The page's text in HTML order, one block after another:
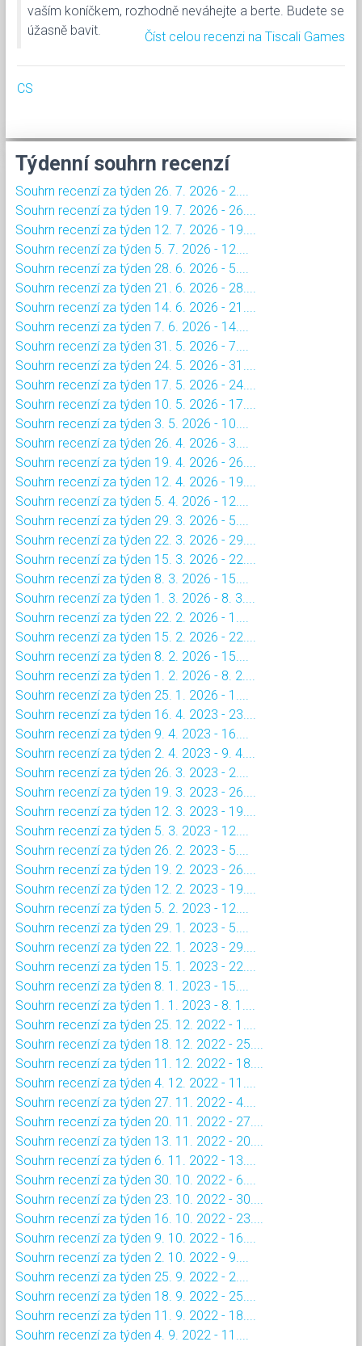
vaším koníčkem, rozhodně neváhejte a berte. Budete se
úžasně bavit.
Číst celou recenzi na Tiscali Games
CS
Týdenní souhrn recenzí
Souhrn recenzí za týden 26. 7. 2026 - 2....
Souhrn recenzí za týden 19. 7. 2026 - 26....
Souhrn recenzí za týden 12. 7. 2026 - 19....
Souhrn recenzí za týden 5. 7. 2026 - 12....
Souhrn recenzí za týden 28. 6. 2026 - 5....
Souhrn recenzí za týden 21. 6. 2026 - 28....
Souhrn recenzí za týden 14. 6. 2026 - 21....
Souhrn recenzí za týden 7. 6. 2026 - 14....
Souhrn recenzí za týden 31. 5. 2026 - 7....
Souhrn recenzí za týden 24. 5. 2026 - 31....
Souhrn recenzí za týden 17. 5. 2026 - 24....
Souhrn recenzí za týden 10. 5. 2026 - 17....
Souhrn recenzí za týden 3. 5. 2026 - 10....
Souhrn recenzí za týden 26. 4. 2026 - 3....
Souhrn recenzí za týden 19. 4. 2026 - 26....
Souhrn recenzí za týden 12. 4. 2026 - 19....
Souhrn recenzí za týden 5. 4. 2026 - 12....
Souhrn recenzí za týden 29. 3. 2026 - 5....
Souhrn recenzí za týden 22. 3. 2026 - 29....
Souhrn recenzí za týden 15. 3. 2026 - 22....
Souhrn recenzí za týden 8. 3. 2026 - 15....
Souhrn recenzí za týden 1. 3. 2026 - 8. 3....
Souhrn recenzí za týden 22. 2. 2026 - 1....
Souhrn recenzí za týden 15. 2. 2026 - 22....
Souhrn recenzí za týden 8. 2. 2026 - 15....
Souhrn recenzí za týden 1. 2. 2026 - 8. 2....
Souhrn recenzí za týden 25. 1. 2026 - 1....
Souhrn recenzí za týden 16. 4. 2023 - 23....
Souhrn recenzí za týden 9. 4. 2023 - 16....
Souhrn recenzí za týden 2. 4. 2023 - 9. 4....
Souhrn recenzí za týden 26. 3. 2023 - 2....
Souhrn recenzí za týden 19. 3. 2023 - 26....
Souhrn recenzí za týden 12. 3. 2023 - 19....
Souhrn recenzí za týden 5. 3. 2023 - 12....
Souhrn recenzí za týden 26. 2. 2023 - 5....
Souhrn recenzí za týden 19. 2. 2023 - 26....
Souhrn recenzí za týden 12. 2. 2023 - 19....
Souhrn recenzí za týden 5. 2. 2023 - 12....
Souhrn recenzí za týden 29. 1. 2023 - 5....
Souhrn recenzí za týden 22. 1. 2023 - 29....
Souhrn recenzí za týden 15. 1. 2023 - 22....
Souhrn recenzí za týden 8. 1. 2023 - 15....
Souhrn recenzí za týden 1. 1. 2023 - 8. 1....
Souhrn recenzí za týden 25. 12. 2022 - 1....
Souhrn recenzí za týden 18. 12. 2022 - 25....
Souhrn recenzí za týden 11. 12. 2022 - 18....
Souhrn recenzí za týden 4. 12. 2022 - 11....
Souhrn recenzí za týden 27. 11. 2022 - 4....
Souhrn recenzí za týden 20. 11. 2022 - 27....
Souhrn recenzí za týden 13. 11. 2022 - 20....
Souhrn recenzí za týden 6. 11. 2022 - 13....
Souhrn recenzí za týden 30. 10. 2022 - 6....
Souhrn recenzí za týden 23. 10. 2022 - 30....
Souhrn recenzí za týden 16. 10. 2022 - 23....
Souhrn recenzí za týden 9. 10. 2022 - 16....
Souhrn recenzí za týden 2. 10. 2022 - 9....
Souhrn recenzí za týden 25. 9. 2022 - 2....
Souhrn recenzí za týden 18. 9. 2022 - 25....
Souhrn recenzí za týden 11. 9. 2022 - 18....
Souhrn recenzí za týden 4. 9. 2022 - 11....